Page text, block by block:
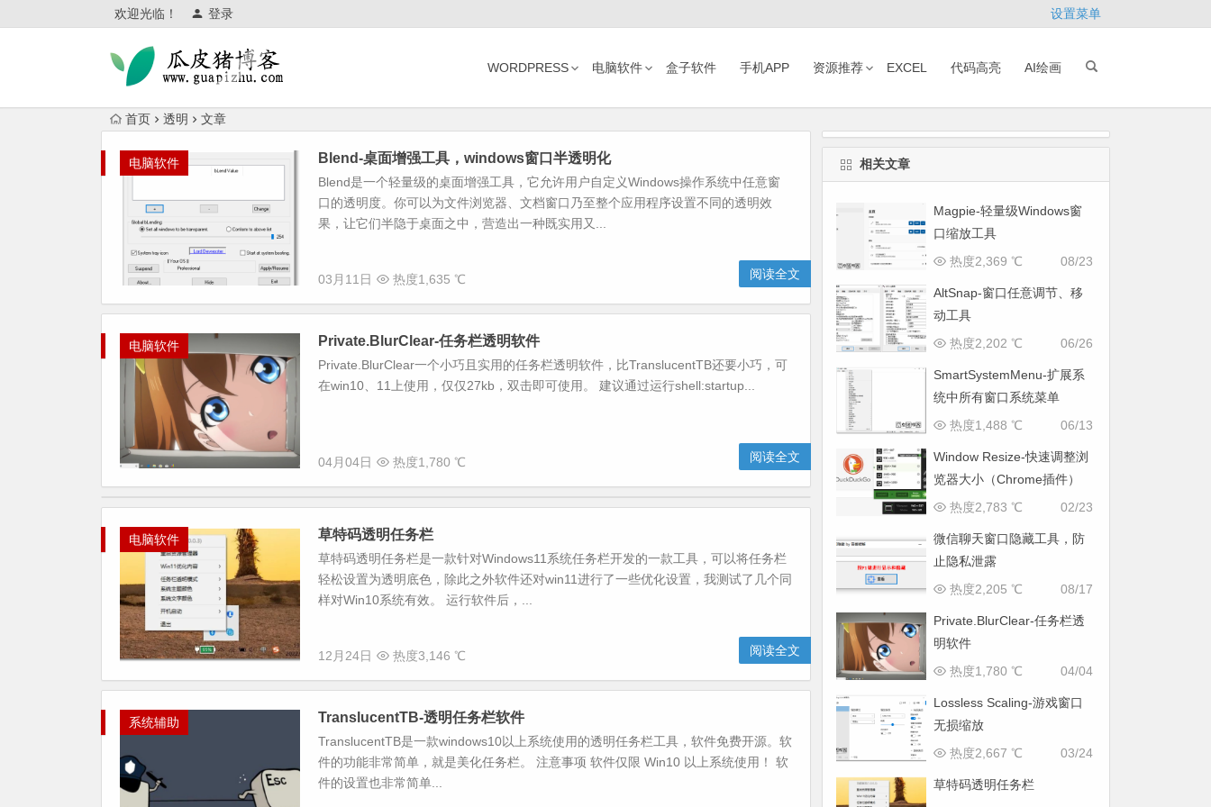
欢迎光临！ 登录 设置菜单
WORDPRESS 电脑软件 盒子软件 手机APP 资源推荐 EXCEL 代码高亮 AI绘画
首页 透明 文章
电脑软件 Blend-桌面增强工具，windows窗口半透明化
Blend是一个轻量级的桌面增强工具，它允许用户自定义Windows操作系统中任意窗
口的透明度。你可以为文件浏览器、文档窗口乃至整个应用程序设置不同的透明效
果，让它们半隐于桌面之中，营造出一种既实用又...
03月11日 热度1,635 ℃ 阅读全文
电脑软件 Private.BlurClear-任务栏透明软件
Private.BlurClear一个小巧且实用的任务栏透明软件，比TranslucentTB还要小巧，可
在win10、11上使用，仅仅27kb，双击即可使用。 建议通过运行shell:startup...
04月04日 热度1,780 ℃ 阅读全文
电脑软件 草特码透明任务栏
草特码透明任务栏是一款针对Windows11系统任务栏开发的一款工具，可以将任务栏
轻松设置为透明底色，除此之外软件还对win11进行了一些优化设置，我测试了几个同
样对Win10系统有效。 运行软件后，...
12月24日 热度3,146 ℃ 阅读全文
系统辅助 TranslucentTB-透明任务栏软件
TranslucentTB是一款windows10以上系统使用的透明任务栏工具，软件免费开源。软
件的功能非常简单，就是美化任务栏。 注意事项 软件仅限 Win10 以上系统使用！ 软
件的设置也非常简单...
相关文章
Magpie-轻量级Windows窗
口缩放工具
08/23
热度2,369 ℃
AltSnap-窗口任意调节、移
动工具
06/26
热度2,202 ℃
SmartSystemMenu-扩展系
统中所有窗口系统菜单
06/13
热度1,488 ℃
Window Resize-快速调整浏
览器大小（Chrome插件）
02/23
热度2,783 ℃
微信聊天窗口隐藏工具，防
止隐私泄露
08/17
热度2,205 ℃
Private.BlurClear-任务栏透
明软件
04/04
热度1,780 ℃
Lossless Scaling-游戏窗口
无损缩放
03/24
热度2,667 ℃
草特码透明任务栏